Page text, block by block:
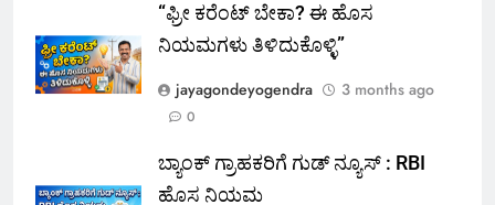
“ಫ್ರೀ ಕರೆಂಟ್‌ ಬೇಕಾ? ಈ ಹೊಸ
ನಿಯಮಗಳು ತಿಳಿದುಕೊಳ್ಳಿ”
jayagondeyogendra
3 months ago
0
ಬ್ಯಾಂಕ್ ಗ್ರಾಹಕರಿಗೆ ಗುಡ್ ನ್ಯೂಸ್ : RBI
ಹೊಸ ನಿಯಮ